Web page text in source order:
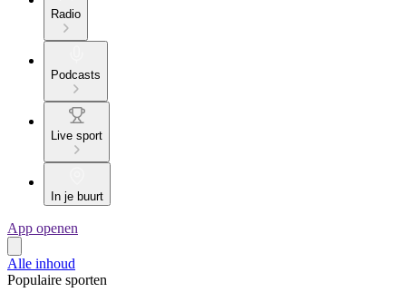
Radio
Podcasts
Live sport
In je buurt
App openen
Alle inhoud
Populaire sporten